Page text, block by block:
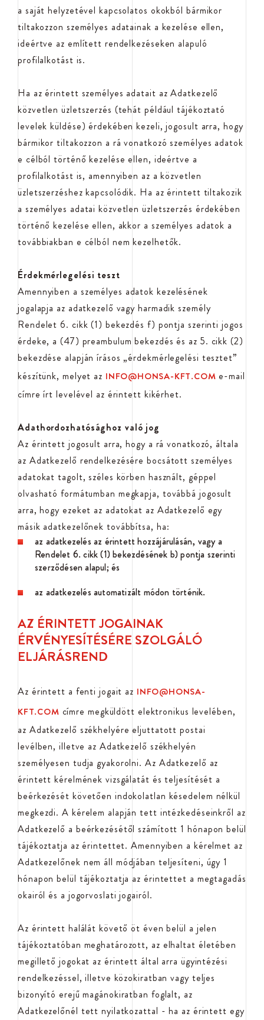
a saját helyzetével kapcsolatos okokból bármikor
tiltakozzon személyes adatainak a kezelése ellen,
ideértve az említett rendelkezéseken alapuló
profilalkotást is.
Ha az érintett személyes adatait az Adatkezelő
közvetlen üzletszerzés (tehát például tájékoztató
levelek küldése) érdekében kezeli, jogosult arra, hogy
bármikor tiltakozzon a rá vonatkozó személyes adatok
e célból történő kezelése ellen, ideértve a
profilalkotást is, amennyiben az a közvetlen
üzletszerzéshez kapcsolódik. Ha az érintett tiltakozik
a személyes adatai közvetlen üzletszerzés érdekében
történő kezelése ellen, akkor a személyes adatok a
továbbiakban e célból nem kezelhetők.
Érdekmérlegelési teszt
Amennyiben a személyes adatok kezelésének
jogalapja az adatkezelő vagy harmadik személy
Rendelet 6. cikk (1) bekezdés f) pontja szerinti jogos
érdeke, a (47) preambulum bekezdés és az 5. cikk (2)
bekezdése alapján írásos „érdekmérlegelési tesztet”
készítünk, melyet az INFO@HONSA-KFT.COM e-mail
címre írt levelével az érintett kikérhet.
Adathordozhatósághoz való jog
Az érintett jogosult arra, hogy a rá vonatkozó, általa
az Adatkezelő rendelkezésére bocsátott személyes
adatokat tagolt, széles körben használt, géppel
olvasható formátumban megkapja, továbbá jogosult
arra, hogy ezeket az adatokat az Adatkezelő egy
másik adatkezelőnek továbbítsa, ha:
az adatkezelés az érintett hozzájárulásán, vagy a
Rendelet 6. cikk (1) bekezdésének b) pontja szerinti
szerződésen alapul; és
az adatkezelés automatizált módon történik.
AZ ÉRINTETT JOGAINAK
ÉRVÉNYESÍTÉSÉRE SZOLGÁLÓ
ELJÁRÁSREND
Az érintett a fenti jogait az INFO@HONSA-
KFT.COM címre megküldött elektronikus levelében,
az Adatkezelő székhelyére eljuttatott postai
levélben, illetve az Adatkezelő székhelyén
személyesen tudja gyakorolni. Az Adatkezelő az
érintett kérelmének vizsgálatát és teljesítését a
beérkezését követően indokolatlan késedelem nélkül
megkezdi. A kérelem alapján tett intézkedéseinkről az
Adatkezelő a beérkezésétől számított 1 hónapon belül
tájékoztatja az érintettet. Amennyiben a kérelmet az
Adatkezelőnek nem áll módjában teljesíteni, úgy 1
hónapon belül tájékoztatja az érintettet a megtagadás
okairól és a jogorvoslati jogairól.
Az érintett halálát követő öt éven belül a jelen
tájékoztatóban meghatározott, az elhaltat életében
megillető jogokat az érintett által arra ügyintézési
rendelkezéssel, illetve közokiratban vagy teljes
bizonyító erejű magánokiratban foglalt, az
Adatkezelőnél tett nyilatkozattal - ha az érintett egy